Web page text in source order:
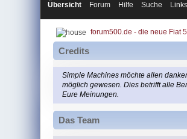
Übersicht Forum Hilfe Suche Links
forum500.de - die neue Fiat
Credits
Simple Machines möchte allen
möglich gewesen. Dies betrifft alle
Eure Meinungen.
Das Team